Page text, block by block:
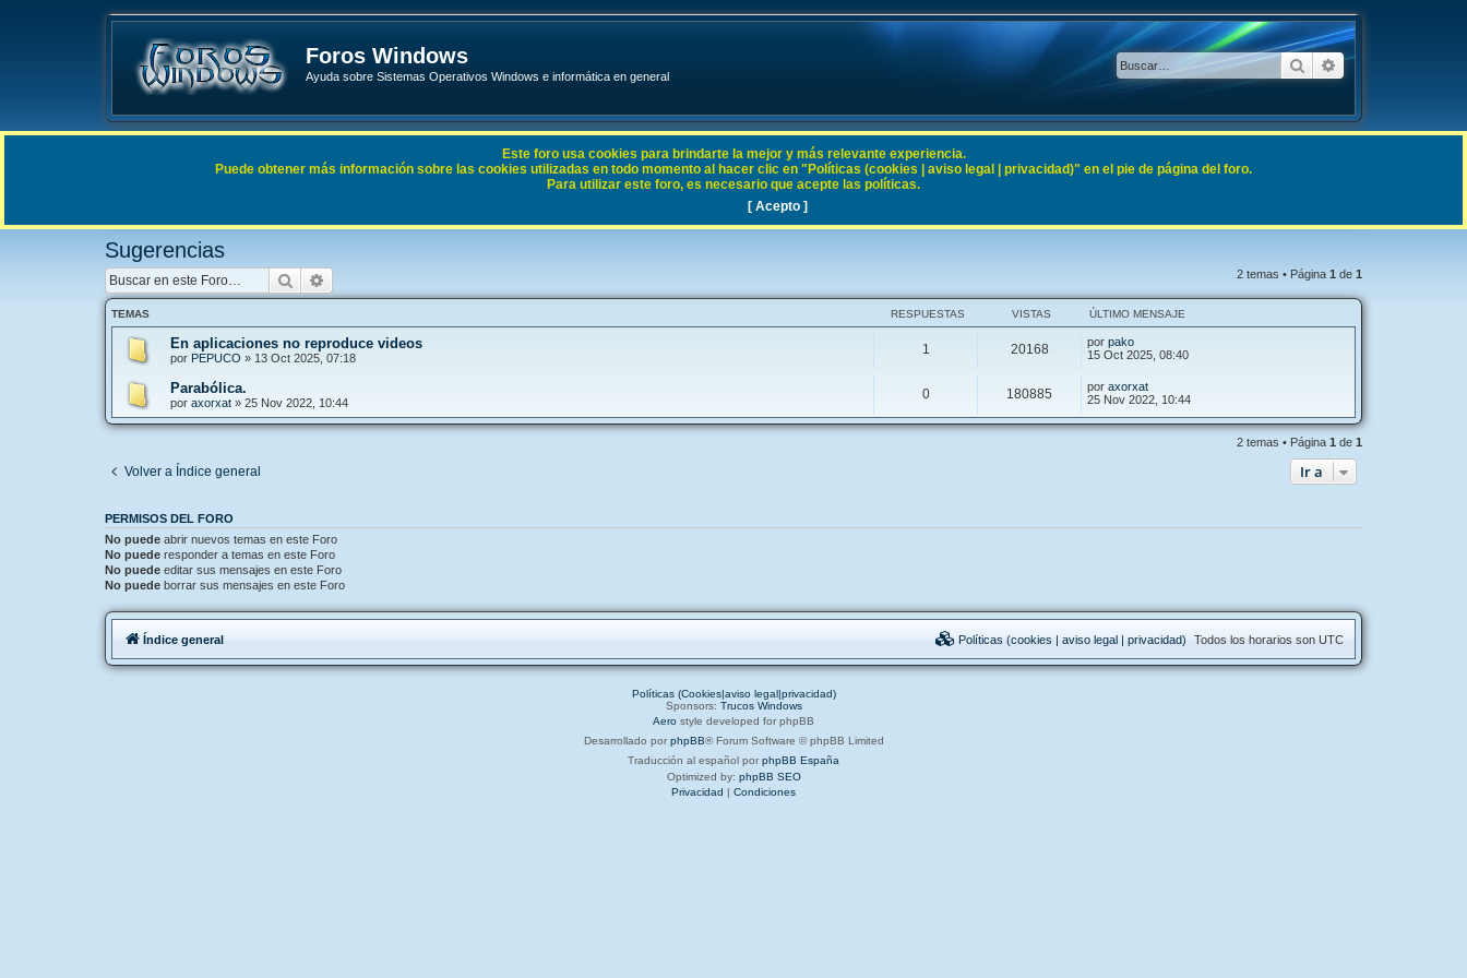
Foros Windows
Ayuda sobre Sistemas Operativos Windows e informática en general
BuscarBúsqueda
Enlaces rápidos FAQ
Sugerencias
Buscar 2 temas • Página 1 de 1
TEMAS RESPUESTAS VISTAS ÚLTIMO MENSAJE
En aplicaciones no reproduce videos
por PEPUCO » 13 Oct 2025, 07:18
1 20168 por pako
15 Oct 2025, 08:40
Parabólica.
por axorxat » 25 Nov 2022, 10:44
0 180885 por axorxat
25 Nov 2022, 10:44
2 temas • Página 1 de 1
Volver a Índice general Ir a
PERMISOS DEL FORO
No puede abrir nuevos temas en este Foro
No puede responder a temas en este Foro
No puede editar sus mensajes en este Foro
No puede borrar sus mensajes en este Foro
Este foro usa cookies para brindarte la mejor y más relevante experiencia.
Puede obtener más información sobre las cookies utilizadas en todo momento al hacer clic en "Políticas (cookies | aviso legal | privacidad)" en el pie de página del foro.
Para utilizar este foro, es necesario que acepte las políticas.
[ Acepto ]
Índice general Todos los horarios son UTC
Políticas (cookies | aviso legal | privacidad)
Políticas (Cookies|aviso legal|privacidad)
Sponsors: Trucos Windows
Aero style developed for phpBB
Desarrollado por phpBB® Forum Software © phpBB Limited
Traducción al español por phpBB España
Optimized by: phpBB SEO
Privacidad | Condiciones